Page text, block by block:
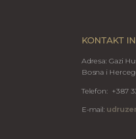
KONTAKT
Adresa: Gazi
Bosna i
Telefon: +387
E-mail: